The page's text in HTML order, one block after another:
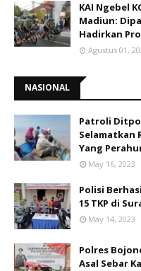
KAI Ngebel
Madiun:
Hadirkan
Agustus 01,
NASIONAL
Patroli
Selamatkan
Yang
May 16, 2023
Polisi
15 TKP di
May 14, 2023
Polres
Asal Sebar